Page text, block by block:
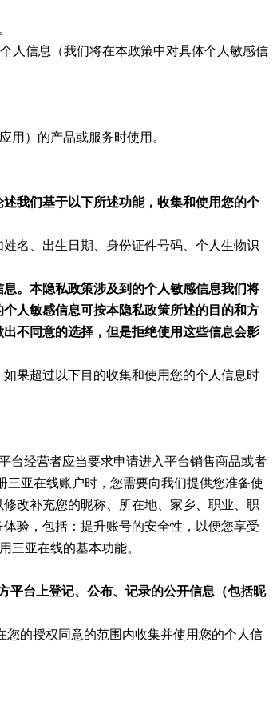
人信息（我们将在本政策中对具体个人敏感信
用）的产品或服务时使用。
我们基于以下所述功能，收集和使用您的个
名、出生日期、身份证件号码、个人生物识
。本隐私政策涉及到的个人敏感信息我们将
人敏感信息可按本隐私政策所述的目的和方
不同意的选择，但是拒绝使用这些信息会影
果超过以下目的收集和使用您的个人信息时
台经营者应当要求申请进入平台销售商品或者
亚在线账户时，您需要向我们提供您准备使
改补充您的昵称、所在地、家乡、职业、职
验，包括：提升账号的安全性，以便您享受
三亚在线的基本功能。
平台上登记、公布、记录的公开信息（包括昵
的授权同意的范围内收集并使用您的个人信